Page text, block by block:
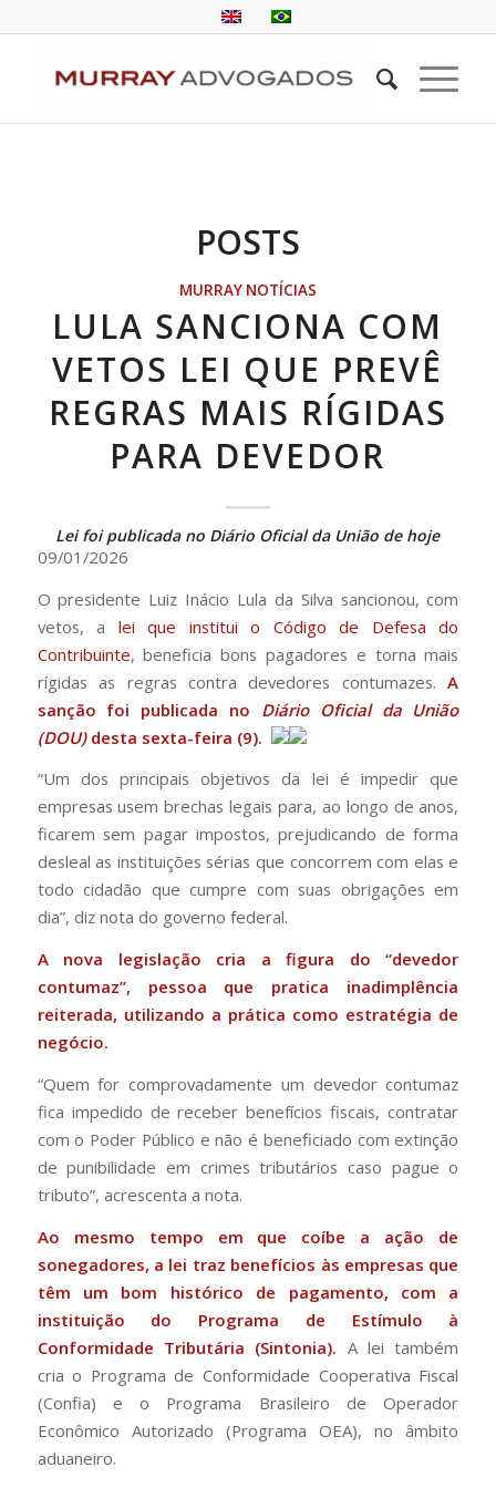
POSTS
MURRAY NOTÍCIAS
LULA SANCIONA COM
VETOS LEI QUE PREVÊ
REGRAS MAIS RÍGIDAS
PARA DEVEDOR
Lei foi publicada no Diário Oficial da União de hoje
09/01/2026
O presidente Luiz Inácio Lula da Silva sancionou, com
vetos, a lei que institui o Código de Defesa do
Contribuinte, beneficia bons pagadores e torna mais
rígidas as regras contra devedores contumazes.A
sanção foi publicada no Diário Oficial da União
(DOU)desta sexta-feira (9).
“Um dos principais objetivos da lei é impedir que
empresas usem brechas legais para, ao longo de anos,
ficarem sem pagar impostos, prejudicando de forma
desleal as instituições sérias que concorrem com elas e
todo cidadão que cumpre com suas obrigações em
dia”, diz nota do governo federal.
A nova legislação cria a figura do “devedor
contumaz”, pessoa que pratica inadimplência
reiterada, utilizando a prática como estratégia de
negócio.
“Quem for comprovadamente um devedor contumaz
fica impedido de receber benefícios fiscais, contratar
com o Poder Público e não é beneficiado com extinção
de punibilidade em crimes tributários caso pague o
tributo”, acrescenta a nota.
Ao mesmo tempo em que coíbe a ação de
sonegadores, a lei traz benefícios às empresas que
têm um bom histórico de pagamento, com a
instituição do Programa de Estímulo à
Conformidade Tributária (Sintonia). A lei também
cria o Programa de Conformidade Cooperativa Fiscal
(Confia) e o Programa Brasileiro de Operador
Econômico Autorizado (Programa OEA), no âmbito
aduaneiro.